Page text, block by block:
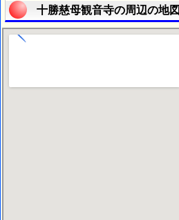
十勝慈母観音寺の周辺の地図